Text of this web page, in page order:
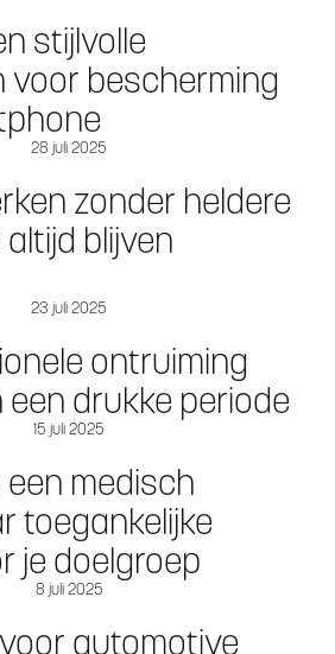
stijlvolle
voor bescherming
28 juli 2025
zonder heldere
blijven
23 juli 2025
ontruiming
drukke periode
15 juli 2025
een medisch
toegankelijke
je doelgroep
8 juli 2025
automotive